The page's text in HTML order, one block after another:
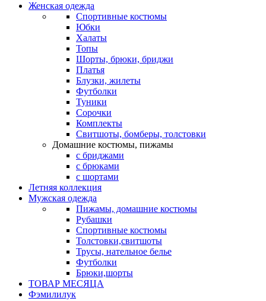
Женская одежда
Спортивные костюмы
Юбки
Халаты
Топы
Шорты, брюки, бриджи
Платья
Блузки, жилеты
Футболки
Туники
Сорочки
Комплекты
Свитшоты, бомберы, толстовки
Домашние костюмы, пижамы
с бриджами
с брюками
с шортами
Летняя коллекция
Мужская одежда
Пижамы, домашние костюмы
Рубашки
Спортивные костюмы
Толстовки,свитшоты
Трусы, нательное белье
Футболки
Брюки,шорты
ТОВАР МЕСЯЦА
Фэмилилук